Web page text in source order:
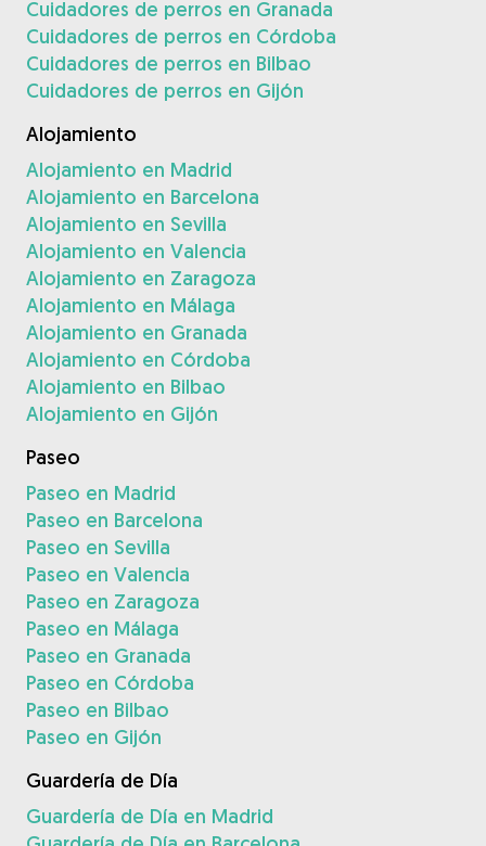
Cuidadores de perros en Granada
Cuidadores de perros en Córdoba
Cuidadores de perros en Bilbao
Cuidadores de perros en Gijón
Alojamiento
Alojamiento en Madrid
Alojamiento en Barcelona
Alojamiento en Sevilla
Alojamiento en Valencia
Alojamiento en Zaragoza
Alojamiento en Málaga
Alojamiento en Granada
Alojamiento en Córdoba
Alojamiento en Bilbao
Alojamiento en Gijón
Paseo
Paseo en Madrid
Paseo en Barcelona
Paseo en Sevilla
Paseo en Valencia
Paseo en Zaragoza
Paseo en Málaga
Paseo en Granada
Paseo en Córdoba
Paseo en Bilbao
Paseo en Gijón
Guardería de Día
Guardería de Día en Madrid